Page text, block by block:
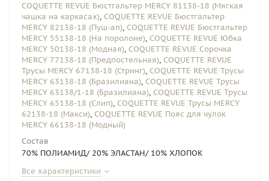
COQUETTE REVUE Бюстгальтер MERCY 81138-18 (Мягкая
чашка на каркасах), COQUETTE REVUE Бюстгальтер
MERCY 82138-18 (Пуш-ап), COQUETTE REVUE Бюстгальтер
MERCY 55138-18 (На поролоне), COQUETTE REVUE Юбка
MERCY 50138-18 (Модная), COQUETTE REVUE Сорочка
MERCY 77138-18 (Предпостельная), COQUETTE REVUE
Трусы MERCY 67138-18 (Стринг), COQUETTE REVUE Трусы
MERCY 63138-18 (Бразилиана), COQUETTE REVUE Трусы
MERCY 63138/1-18 (Бразилиана), COQUETTE REVUE Трусы
MERCY 65138-18 (Слип), COQUETTE REVUE Трусы MERCY
62138-18 (Макси), COQUETTE REVUE Пояс для чулок
MERCY 66138-18 (Модный)
Состав
70% ПОЛИАМИД/ 20% ЭЛАСТАН/ 10% ХЛОПОК
Все характеристики